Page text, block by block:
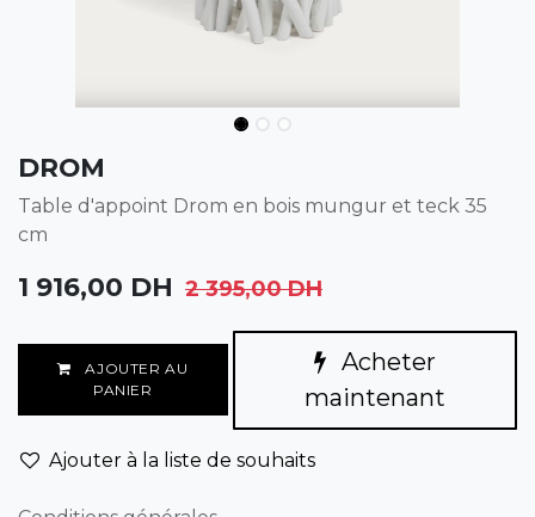
DROM
Table d'appoint Drom en bois mungur et teck 35
cm
1 916,00 DH 2 395,00DH
AJOUTER AU
PANIER
Acheter
maintenant
Ajouter à la liste de souhaits